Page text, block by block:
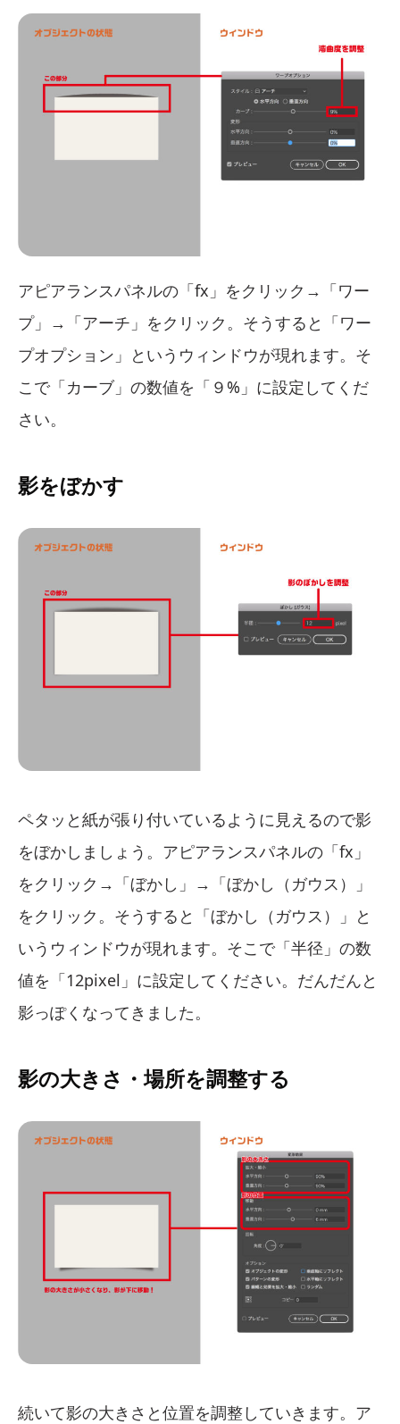
アピアランスパネルの「fx」をクリック→「ワー
プ」→「アーチ」をクリック。そうすると「ワー
プオプション」というウィンドウが現れます。そ
こで「カーブ」の数値を「９%」に設定してくだ
さい。
影をぼかす
ペタッと紙が張り付いているように見えるので影
をぼかしましょう。アピアランスパネルの「fx」
をクリック→「ぼかし」→「ぼかし（ガウス）」
をクリック。そうすると「ぼかし（ガウス）」と
いうウィンドウが現れます。そこで「半径」の数
値を「12pixel」に設定してください。だんだんと
影っぽくなってきました。
影の大きさ・場所を調整する
続いて影の大きさと位置を調整していきます。ア